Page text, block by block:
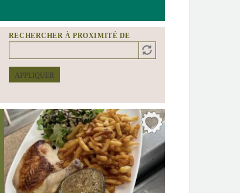
RECHERCHER À PROXIMITÉ DE
APPLIQUER